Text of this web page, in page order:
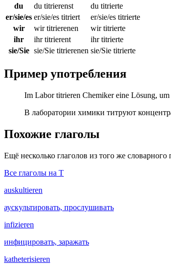
du
du titrierenst
du titrierte
er/sie/es er/sie/es titriert
er/sie/es titrierte
wir
wir titrierenen
wir titrierte
ihr
ihr titrierent
ihr titrierte
sie/Sie sie/Sie titrierenen sie/Sie titrierte
Пример употребления
Im Labor titrieren Chemiker eine Lösung,
В лаборатории химики титруют
Похожие глаголы
Ещё несколько глаголов из того же
Все глаголы на T
auskultieren
аускультировать, прослушивать
infizieren
инфицировать, заражать
katheterisieren